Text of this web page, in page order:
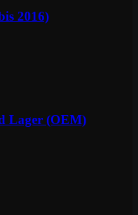
2016)
Lager (OEM)